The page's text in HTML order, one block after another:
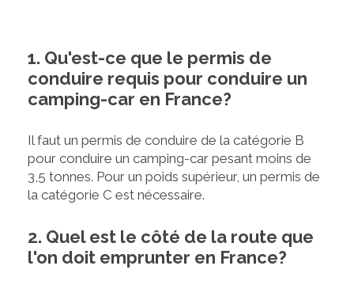
1. Qu'est-ce que le permis de
conduire requis pour conduire un
camping-car en France?
Il faut un permis de conduire de la catégorie B
pour conduire un camping-car pesant moins de
3,5 tonnes. Pour un poids supérieur, un permis de
la catégorie C est nécessaire.
2. Quel est le côté de la route que
l'on doit emprunter en France?